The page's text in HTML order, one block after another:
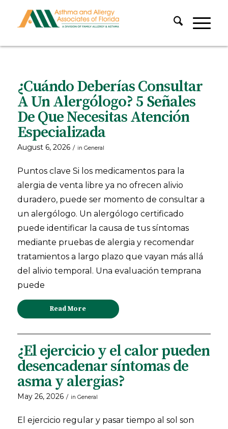
¿Cuándo Deberías Consultar
A Un Alergólogo? 5 Señales
De Que Necesitas Atención
Especializada
August 6, 2026 / in General
Puntos clave Si los medicamentos para la
alergia de venta libre ya no ofrecen alivio
duradero, puede ser momento de consultar a
un alergólogo. Un alergólogo certificado
puede identificar la causa de tus síntomas
mediante pruebas de alergia y recomendar
tratamientos a largo plazo que vayan más allá
del alivio temporal. Una evaluación temprana
puede
Read More
¿El ejercicio y el calor pueden
desencadenar síntomas de
asma y alergias?
May 26, 2026 / in General
El ejercicio regular y pasar tiempo al sol son